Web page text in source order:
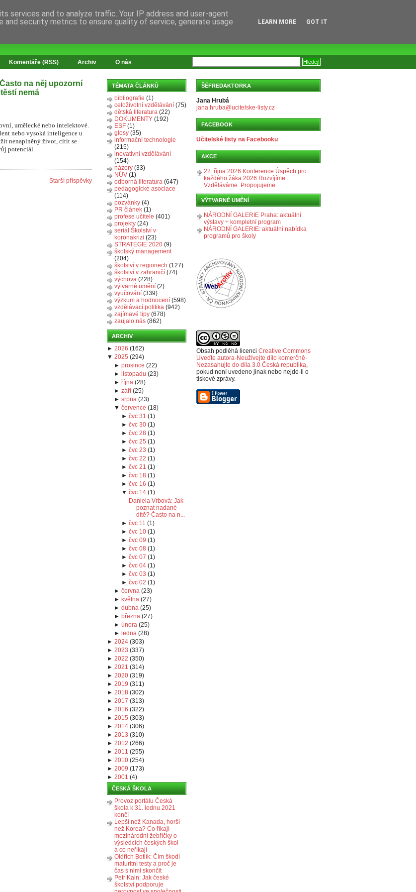
Komentáře (RSS) Archiv O nás
na něj upozorní
nemá
umělecké nebo intelektové.
nebo vysoká inteligence u
nenaplněný život, cítit se
potenciál.
Starší příspěvky
TÉMATA ČLÁNKŮ
bibliografie (1)
celoživotní vzdělávání (75)
dětská literatura (22)
DOKUMENTY (192)
ESF (1)
glosy (35)
informační technologie
(215)
inovativní vzdělávání
(154)
názory (33)
NÚV (1)
odborná literatura (647)
pedagogické asociace
(114)
pozvánky (4)
PR článek (1)
profese učitele (401)
projekty (24)
seriál Školství v
koronakrizi (23)
STRATEGIE 2020 (9)
školský management
(204)
školství v regionech (127)
školství v zahraničí (74)
výchova (228)
výtvarné umění (2)
vyučování (339)
výzkum a hodnocení (598)
vzdělávací politika (942)
zajímavé tipy (678)
zaujalo nás (862)
ARCHIV
► 2026 (162)
▼ 2025 (294)
►prosince (22)
► listopadu (23)
►října (28)
►září (25)
►srpna (23)
▼července (18)
► čvc 31 (1)
► čvc 30(1)
► čvc 28 (1)
► čvc 25 (1)
► čvc 23 (1)
► čvc 22 (1)
► čvc 21 (1)
► čvc 18 (1)
► čvc 16 (1)
▼ čvc 14(1)
Daniela Vrbová: Jak
poznat nadané
dítě? Často na n...
► čvc 11 (1)
► čvc 10(1)
► čvc 09 (1)
► čvc 08 (1)
► čvc 07 (1)
► čvc 04(1)
► čvc 03 (1)
► čvc 02 (1)
►června (23)
► května (27)
►dubna (25)
► března (27)
►února (25)
► ledna (28)
► 2024 (303)
► 2023 (337)
► 2022 (350)
► 2021 (314)
► 2020 (319)
► 2019 (311)
► 2018 (302)
► 2017 (313)
► 2016 (322)
► 2015 (303)
► 2014 (306)
► 2013 (310)
► 2012 (266)
► 2011 (255)
► 2010 (254)
► 2009 (173)
► 2001 (4)
ČESKÁ ŠKOLA
Provoz portálu Česká
škola k 31. lednu 2021
končí
Lepší než Kanada, horší
než Korea? Co říkají
mezinárodní žebříčky o
výsledcích českých škol –
a co neříkají
Oldřich Botlík: Čím škodí
maturitní testy a proč je
čas s nimi skončit
Petr Kain: Jak české
školství podporuje
ŠÉFREDAKTORKA
Jana Hrubá
jana.hruba@ucitelske-listy.cz
FACEBOOK
Učitelské listy na Facebooku
AKCE
22. října 2026 Konference Úspěch pro
každého žáka 2026 Rozvíjíme.
Vzděláváme. Propojujeme
VÝTVARNÉ UMĚNÍ
NÁRODNÍ GALERIE Praha: aktuální
výstavy + kompletní program
NÁRODNÍ GALERIE: aktuální nabídka
programů pro školy
Obsah podléhá licenci Creative Commons
Uveďte autora-Neužívejte dílo komerčně-
Nezasahujte do díla 3.0 Česká republika,
pokud není uvedeno jinak nebo nejde-li o
tiskové zprávy.
services and to analyze traffic. Your IP address and user-agent
and security metrics to ensure quality of service, generate usage
LEARN MORE GOT IT